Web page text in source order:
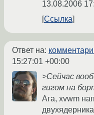
13.08.2006
Ссылка
Ответ на:
15:27:01 +00:00
>Сейчас
гигом на
Ага, xvwm